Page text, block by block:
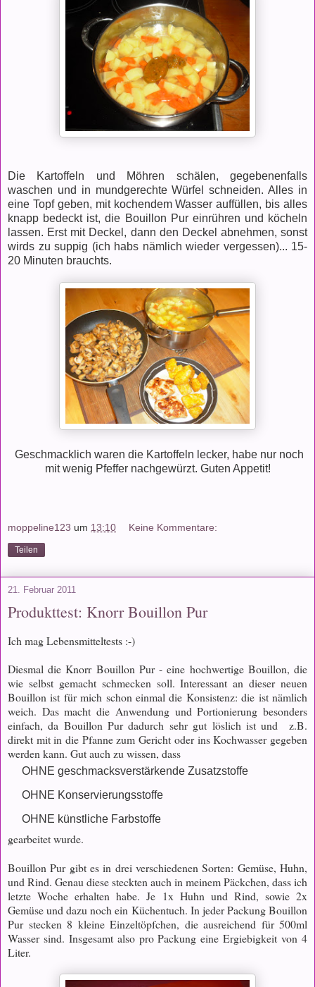
Die Kartoffeln und Möhren schälen, gegebenenfalls
waschen und in mundgerechte Würfel schneiden. Alles in
eine Topf geben, mit kochendem Wasser auffüllen, bis alles
knapp bedeckt ist, die Bouillon Pur einrühren und köcheln
lassen. Erst mit Deckel, dann den Deckel abnehmen, sonst
wirds zu suppig (ich habs nämlich wieder vergessen)... 15-
20 Minuten brauchts.
Geschmacklich waren die Kartoffeln lecker, habe nur noch
mit wenig Pfeffer nachgewürzt. Guten Appetit!
moppeline123 um 13:10 Keine Kommentare:
Teilen
21. Februar 2011
Produkttest: Knorr Bouillon Pur
Ich mag Lebensmitteltests :-)
Diesmal die Knorr Bouillon Pur - eine hochwertige Bouillon, die
wie selbst gemacht schmecken soll. Interessant an dieser neuen
Bouillon ist für mich schon einmal die Konsistenz: die ist nämlich
weich. Das macht die Anwendung und Portionierung besonders
einfach, da Bouillon Pur dadurch sehr gut löslich ist und z.B.
direkt mit in die Pfanne zum Gericht oder ins Kochwasser gegeben
werden kann. Gut auch zu wissen, dass
OHNE geschmacksverstärkende Zusatzstoffe
OHNE Konservierungsstoffe
OHNE künstliche Farbstoffe
gearbeitet wurde.
Bouillon Pur gibt es in drei verschiedenen Sorten: Gemüse, Huhn,
und Rind. Genau diese steckten auch in meinem Päckchen, dass ich
letzte Woche erhalten habe. Je 1x Huhn und Rind, sowie 2x
Gemüse und dazu noch ein Küchentuch. In jeder Packung Bouillon
Pur stecken 8 kleine Einzeltöpfchen, die ausreichend für 500ml
Wasser sind. Insgesamt also pro Packung eine Ergiebigkeit von 4
Liter.